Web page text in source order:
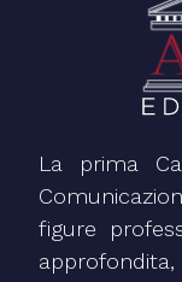
La prima
figure